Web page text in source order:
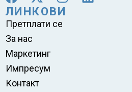
ЛИНКОВИ
Претплати се
За нас
Маркетинг
Импресум
Контакт